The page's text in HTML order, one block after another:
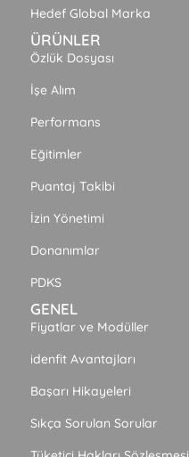
Hedef Global Marka
ÜRÜNLER
Özlük Dosyası
İşe Alım
Performans
Eğitimler
Puantaj Takibi
İzin Yönetimi
Donanımlar
PDKS
GENEL
Fiyatlar ve Modüller
idenfit Avantajları
Başarı Hikayeleri
Sıkça Sorulan Sorular